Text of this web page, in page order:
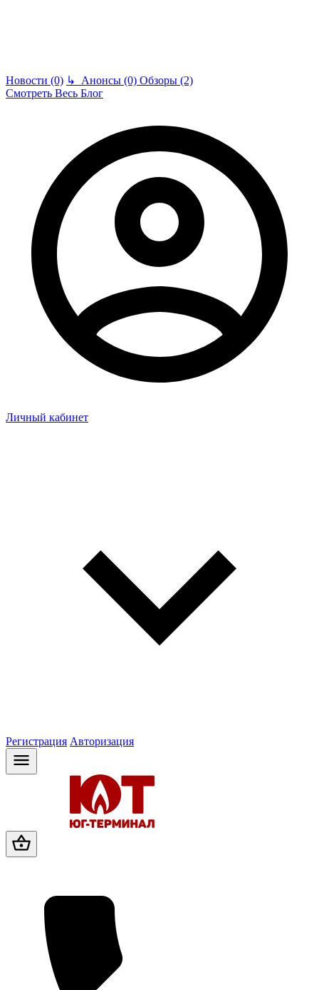
Новости (0) ↳ Анонсы (0) Обзоры (2)
Смотреть Весь Блог
Личный кабинет
Регистрация Авторизация